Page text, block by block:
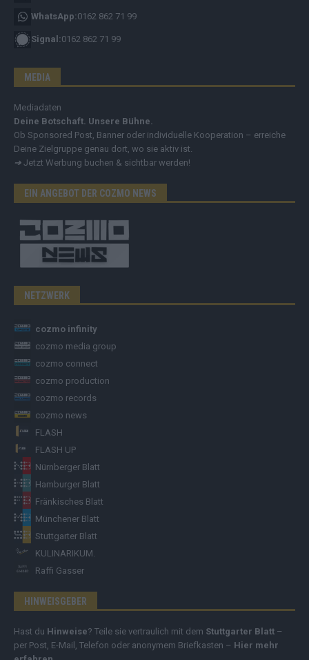
WhatsApp:0162 862 71 99
Signal:0162 862 71 99
MEDIA
Mediadaten
Deine Botschaft. Unsere Bühne.
Ob Sponsored Post, Banner oder individuelle Kooperation – erreiche
Deine Zielgruppe genau dort, wo sie aktiv ist.
➔ Jetzt Werbung buchen & sichtbar werden!
EIN ANGEBOT DER COZMO NEWS
NETZWERK
cozmo infinity
cozmo media group
cozmo connect
cozmo production
cozmo records
cozmo news
FLASH
FLASH UP
Nürnberger Blatt
Hamburger Blatt
Fränkisches Blatt
Münchener Blatt
Stuttgarter Blatt
KULINARIKUM.
Raffi Gasser
HINWEISGEBER
Hast du Hinweise? Teile sie vertraulich mit dem Stuttgarter Blatt –
per Post, E-Mail, Telefon oder anonymem Briefkasten – Hier mehr